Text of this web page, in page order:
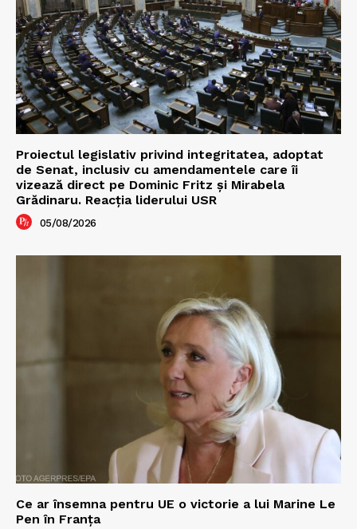
Proiectul legislativ privind integritatea, adoptat
de Senat, inclusiv cu amendamentele care îi
vizează direct pe Dominic Fritz și Mirabela
Grădinaru. Reacția liderului USR
05/08/2026
Ce ar însemna pentru UE o victorie a lui Marine Le
Pen în Franța